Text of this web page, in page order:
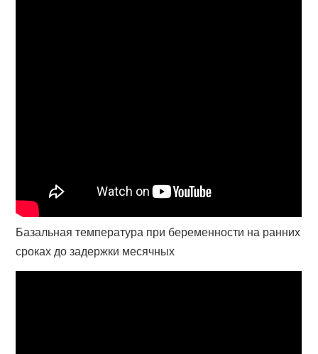
Базальная температура при беременности на ранних
сроках до задержки месячных